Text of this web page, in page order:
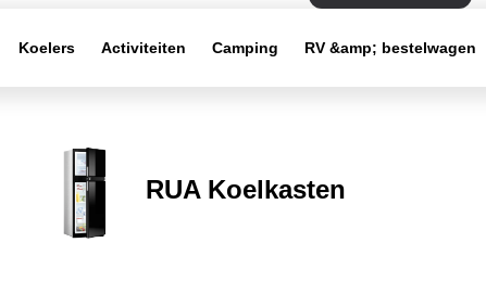
Koelers Activiteiten Camping RV &amp; bestelwagen
RUA Koelkasten